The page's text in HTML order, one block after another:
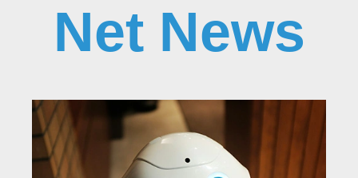
Net News